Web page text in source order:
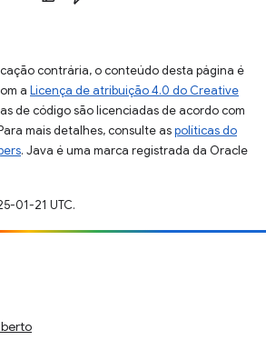
contrária, o conteúdo desta página é
a Licença de atribuição 4.0 do Creative
de código são licenciadas de acordo com
mais detalhes, consulte aspolíticas do
. Java é uma marca registrada da Oracle
01-21 UTC.